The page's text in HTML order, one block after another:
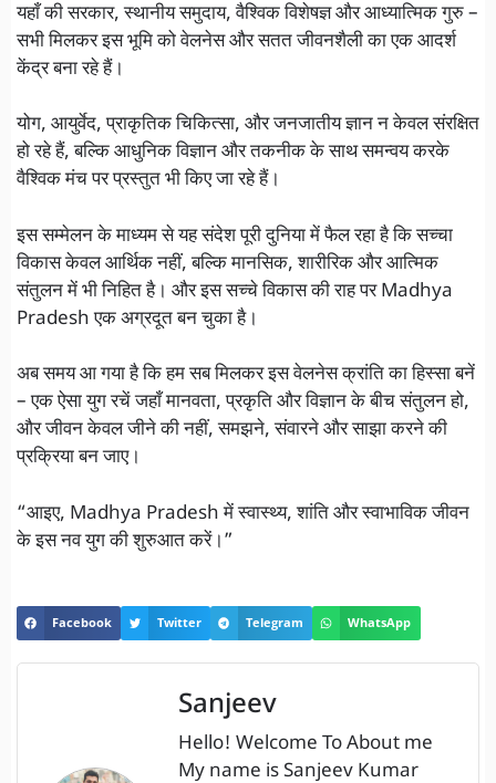
यहाँ की सरकार, स्थानीय समुदाय, वैश्विक विशेषज्ञ और आध्यात्मिक गुरु –
सभी मिलकर इस भूमि को वेलनेस और सतत जीवनशैली का एक आदर्श
केंद्र बना रहे हैं।
योग, आयुर्वेद, प्राकृतिक चिकित्सा, और जनजातीय ज्ञान न केवल संरक्षित
हो रहे हैं, बल्कि आधुनिक विज्ञान और तकनीक के साथ समन्वय करके
वैश्विक मंच पर प्रस्तुत भी किए जा रहे हैं।
इस सम्मेलन के माध्यम से यह संदेश पूरी दुनिया में फैल रहा है कि सच्चा
विकास केवल आर्थिक नहीं, बल्कि मानसिक, शारीरिक और आत्मिक
संतुलन में भी निहित है। और इस सच्चे विकास की राह पर Madhya
Pradesh एक अग्रदूत बन चुका है।
अब समय आ गया है कि हम सब मिलकर इस वेलनेस क्रांति का हिस्सा बनें
– एक ऐसा युग रचें जहाँ मानवता, प्रकृति और विज्ञान के बीच संतुलन हो,
और जीवन केवल जीने की नहीं, समझने, संवारने और साझा करने की
प्रक्रिया बन जाए।
“आइए, Madhya Pradesh में स्वास्थ्य, शांति और स्वाभाविक जीवन
के इस नव युग की शुरुआत करें।”
Facebook Twitter Telegram WhatsApp
Sanjeev
Hello! Welcome To About me
My name is Sanjeev Kumar